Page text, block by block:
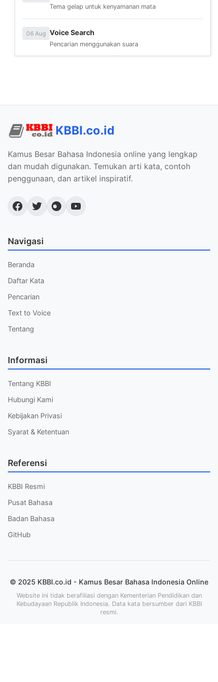
Tema gelap untuk kenyamanan mata
06 Aug Voice Search
Pencarian menggunakan suara
KBBI.co.id
Kamus Besar Bahasa Indonesia online yang lengkap
dan mudah digunakan. Temukan arti kata, contoh
penggunaan, dan artikel inspiratif.
Navigasi
Beranda
Daftar Kata
Pencarian
Text to Voice
Tentang
Informasi
Tentang KBBI
Hubungi Kami
Kebijakan Privasi
Syarat & Ketentuan
Referensi
KBBI Resmi
Pusat Bahasa
Badan Bahasa
GitHub
© 2025 KBBI.co.id - Kamus Besar Bahasa Indonesia Online
Website ini tidak berafiliasi dengan Kementerian Pendidikan dan
Kebudayaan Republik Indonesia. Data kata bersumber dari KBBI
resmi.